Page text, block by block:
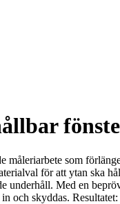
måleriarbete som
för att ytan ska
underhåll. Med en
och skyddas.